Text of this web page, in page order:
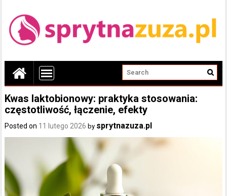
Kwas laktobionowy: praktyka stosowania:
częstotliwość, łączenie, efekty
Posted on 11 lutego 2026 by sprytnazuza.pl